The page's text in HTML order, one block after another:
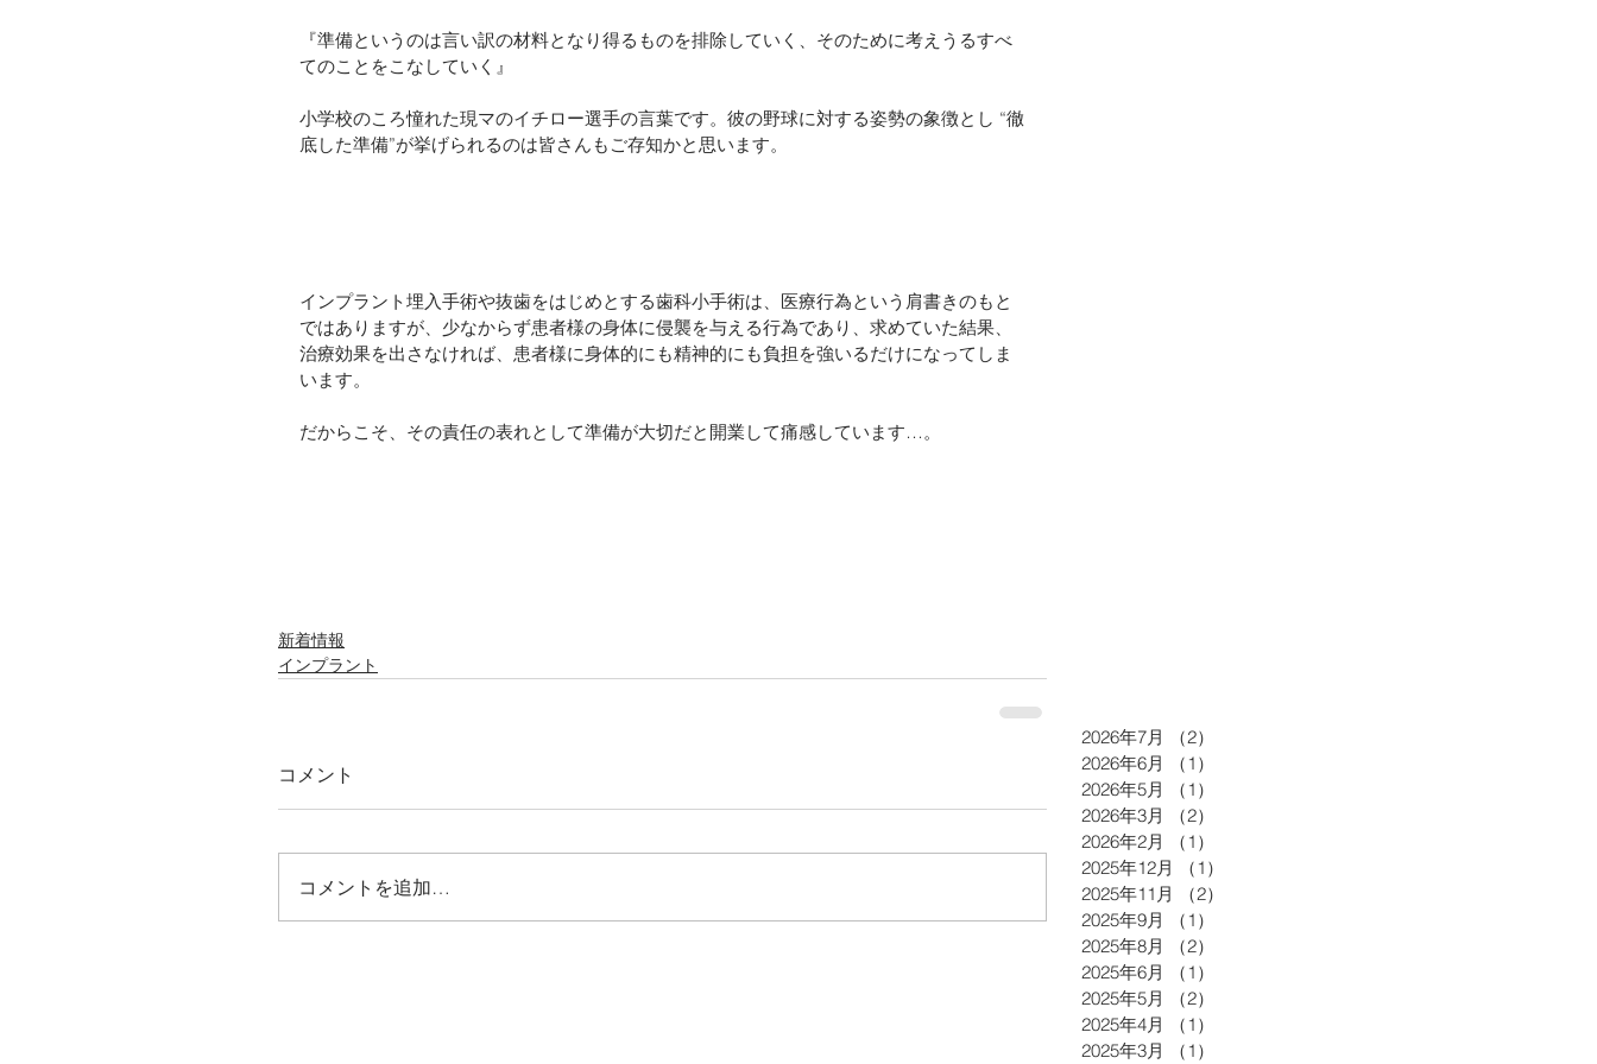
『準備というのは言い訳の材料となり得るものを排除していく、そのために考えうるすべ
てのことをこなしていく』
小学校のころ憧れた現マのイチロー選手の言葉です。彼の野球に対する姿勢の象徴とし “徹
底した準備”が挙げられるのは皆さんもご存知かと思います。
インプラント埋入手術や抜歯をはじめとする歯科小手術は、医療行為という肩書きのもと
ではありますが、少なからず患者様の身体に侵襲を与える行為であり、求めていた結果、
治療効果を出さなければ、患者様に身体的にも精神的にも負担を強いるだけになってしま
います。
だからこそ、その責任の表れとして準備が大切だと開業して痛感しています…。
新着情報
インプラント
コメント
コメントを追加…
2026年7月 （2）
2026年6月
（1）
2026年5月
（1）
2026年3月
（2）
2026年2月
（1）
2025年12月
（1）
2025年11月
（2）
2025年9月
（1）
2025年8月
（2）
2025年6月
（1）
2025年5月
（2）
2025年4月
（1）
2025年3月
（1）